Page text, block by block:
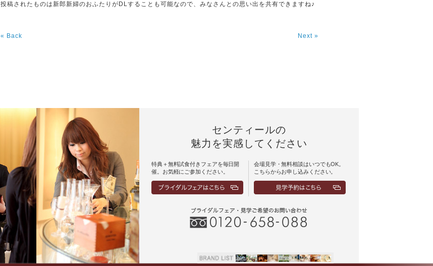
投稿されたものは新郎新婦のおふたりがDLすることも可能なので、みなさんとの思い出を共有できますね♪
« Back Next »
センティールの
魅力を実感してください
特典＋無料試食付きフェアを毎日開
催。お気軽にご参加ください。
会場見学・無料相談はいつでもOK。
こちらからお申し込みください。